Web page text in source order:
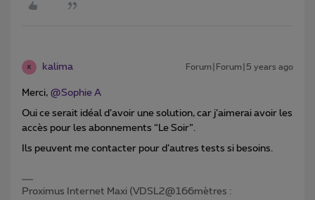
K kalima Forum|Forum|5 years ago
Merci, @Sophie A
Oui ce serait idéal d’avoir une solution, car j’aimerai avoir les
accès pour les abonnements “Le Soir”.
Ils peuvent me contacter pour d’autres tests si besoins.
Proximus Internet Maxi (VDSL2@166mètres :